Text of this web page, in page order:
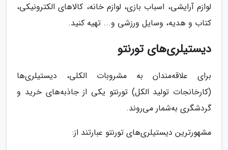
لوازم آرایشی، اسباب بازی، لوازم خانه، کالاهای الکترونیکی،
کتاب و هدیه، وسایل ورزشی و... تهیه کنید.
دیستیلری‌های تورنتو
برای علاقه‌مندان به مشروبات الکلی، دیستیلری‌ها
(کارخانجات تولید الکل) تورنتو یکی از جاذبه‌های خرید و
گردشگری به‌شمار می‌روند.
مشهورترین دیستیلری‌های تورنتو عبارتند از: